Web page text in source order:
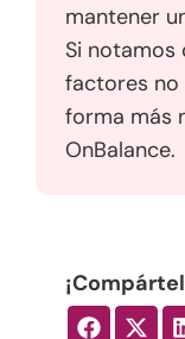
mantener
Si notamos
factores no
forma más
OnBalance.